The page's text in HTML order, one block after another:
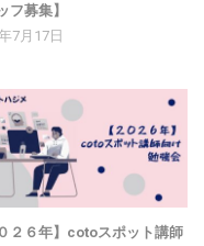
フ募集】
7月17日
０２６年】cotoスポット講師